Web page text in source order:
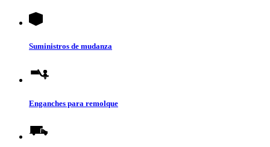
Suministros de mudanza
Enganches para remolque